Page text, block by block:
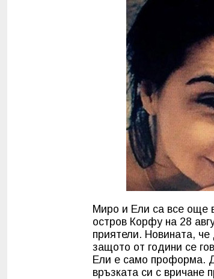
Миро и Ели са все още
остров Корфу на 28
приятели. Новината,
защото от години се
Ели е само проформа.
връзката си с вричане